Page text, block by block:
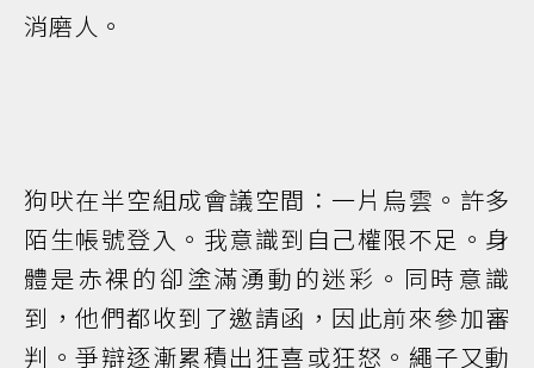
消磨人。
狗吠在半空組成會議空間：一片烏雲。許多
陌生帳號登入。我意識到自己權限不足。身
體是赤裸的卻塗滿湧動的迷彩。同時意識
到，他們都收到了邀請函，因此前來參加審
判。爭辯逐漸累積出狂喜或狂怒。繩子又動